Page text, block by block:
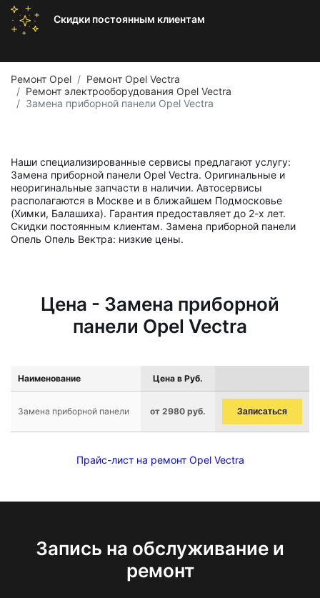
Скидки постоянным клиентам
Ремонт Opel
Ремонт Opel Vectra
Ремонт электрооборудования Opel Vectra
Замена приборной панели Opel Vectra
Наши специализированные сервисы предлагают услугу:
Замена приборной панели Opel Vectra. Оригинальные и
неоригинальные запчасти в наличии. Автосервисы
располагаются в Москве и в ближайшем Подмосковье
(Химки, Балашиха). Гарантия предоставляет до 2-х лет.
Скидки постоянным клиентам. Замена приборной панели
Опель Опель Вектра: низкие цены.
Цена - Замена приборной
панели Opel Vectra
Наименование Цена в Руб.
Замена приборной панели от 2980 руб. Записаться
Прайс-лист на ремонт Opel Vectra
Запись на обслуживание и
ремонт